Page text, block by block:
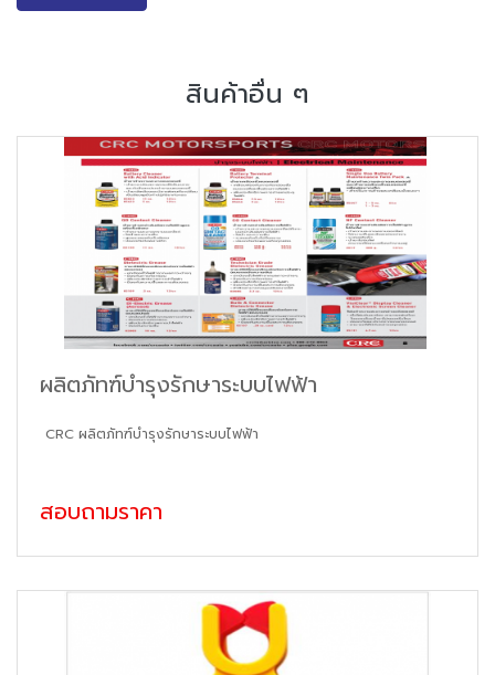
สินค้าอื่น ๆ
ผลิตภัทฑ์บำรุงรักษาระบบไฟฟ้า
CRC ผลิตภัทฑ์บำรุงรักษาระบบไฟฟ้า
สอบถามราคา